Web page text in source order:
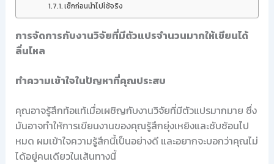
เช็กก่อนนำไปใช้จริง
การจัดการกับงานวิจัยที่มีตัวแปรจำนวนมากให้เขียนได้
ลื่นไหล
ทำความเข้าใจในปัญหาที่คุณประสบ
คุณอาจรู้สึกท้อแท้เมื่อเผชิญกับงานวิจัยที่มีตัวแปรมากมาย ซึ่ง
มันอาจทำให้การเขียนงานของคุณรู้สึกยุ่งเหยิงและซับซ้อนไป
หมด ผมเข้าใจความรู้สึกนี้เป็นอย่างดี และอยากจะบอกว่าคุณไม่
ได้อยู่คนเดียวในเส้นทางนี้